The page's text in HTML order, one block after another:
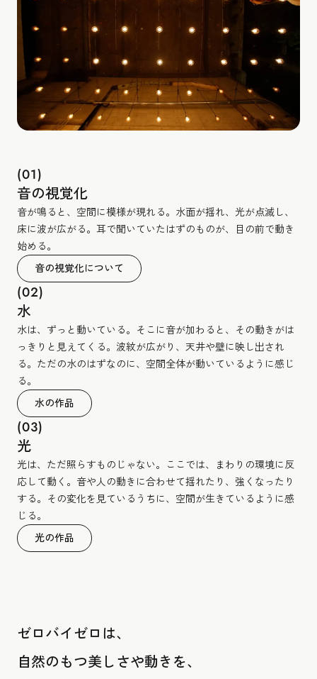
(01)
音の視覚化
音が鳴ると、空間に模様が現れる。水面が揺れ、光が点滅し、
床に波が広がる。耳で聞いていたはずのものが、目の前で動き
始める。
音の視覚化について
(02)
水
水は、ずっと動いている。そこに音が加わると、その動きがは
っきりと見えてくる。波紋が広がり、天井や壁に映し出され
る。ただの水のはずなのに、空間全体が動いているように感じ
る。
水の作品
(03)
光
光は、ただ照らすものじゃない。ここでは、まわりの環境に反
応して動く。音や人の動きに合わせて揺れたり、強くなったり
する。その変化を見ているうちに、空間が生きているように感
じる。
光の作品
ゼロバイゼロは、
自然のもつ美しさや動きを、